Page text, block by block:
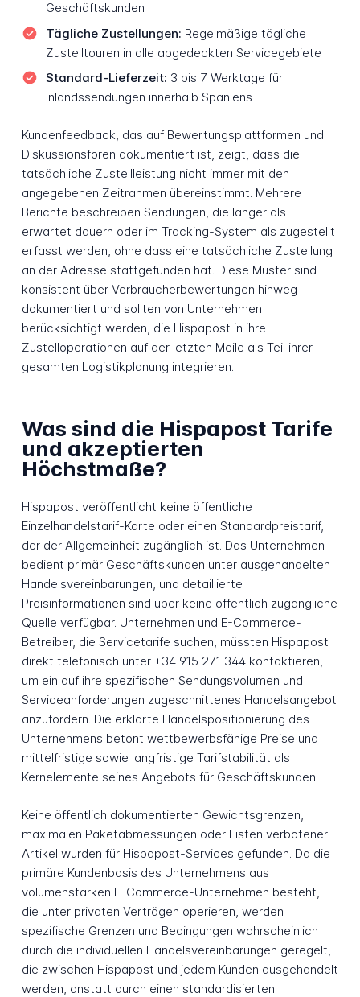
Geschäftskunden
Tägliche Zustellungen: Regelmäßige tägliche
Zustelltouren in alle abgedeckten Servicegebiete
Standard-Lieferzeit: 3 bis 7 Werktage für
Inlandssendungen innerhalb Spaniens
Kundenfeedback, das auf Bewertungsplattformen und
Diskussionsforen dokumentiert ist, zeigt, dass die
tatsächliche Zustellleistung nicht immer mit den
angegebenen Zeitrahmen übereinstimmt. Mehrere
Berichte beschreiben Sendungen, die länger als
erwartet dauern oder im Tracking-System als zugestellt
erfasst werden, ohne dass eine tatsächliche Zustellung
an der Adresse stattgefunden hat. Diese Muster sind
konsistent über Verbraucherbewertungen hinweg
dokumentiert und sollten von Unternehmen
berücksichtigt werden, die Hispapost in ihre
Zustelloperationen auf der letzten Meile als Teil ihrer
gesamten Logistikplanung integrieren.
Was sind die Hispapost Tarife
und akzeptierten
Höchstmaße?
Hispapost veröffentlicht keine öffentliche
Einzelhandelstarif-Karte oder einen Standardpreistarif,
der der Allgemeinheit zugänglich ist. Das Unternehmen
bedient primär Geschäftskunden unter ausgehandelten
Handelsvereinbarungen, und detaillierte
Preisinformationen sind über keine öffentlich zugängliche
Quelle verfügbar. Unternehmen und E-Commerce-
Betreiber, die Servicetarife suchen, müssten Hispapost
direkt telefonisch unter +34 915 271 344 kontaktieren,
um ein auf ihre spezifischen Sendungsvolumen und
Serviceanforderungen zugeschnittenes Handelsangebot
anzufordern. Die erklärte Handelspositionierung des
Unternehmens betont wettbewerbsfähige Preise und
mittelfristige sowie langfristige Tarifstabilität als
Kernelemente seines Angebots für Geschäftskunden.
Keine öffentlich dokumentierten Gewichtsgrenzen,
maximalen Paketabmessungen oder Listen verbotener
Artikel wurden für Hispapost-Services gefunden. Da die
primäre Kundenbasis des Unternehmens aus
volumenstarken E-Commerce-Unternehmen besteht,
die unter privaten Verträgen operieren, werden
spezifische Grenzen und Bedingungen wahrscheinlich
durch die individuellen Handelsvereinbarungen geregelt,
die zwischen Hispapost und jedem Kunden ausgehandelt
werden, anstatt durch einen standardisierten